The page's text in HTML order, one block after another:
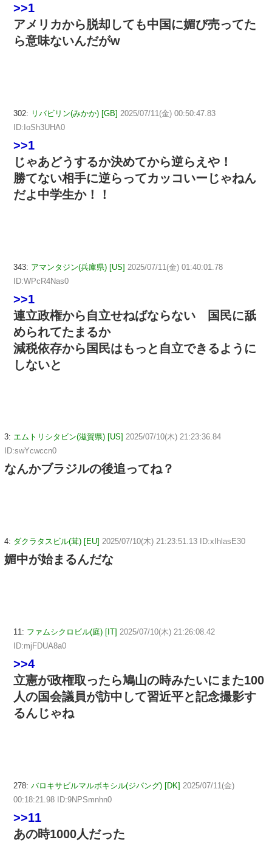
>>1
アメリカから脱却しても中国に媚び売ってた
ら意味ないんだがw
302: リバビリン(みかか) [GB] 2025/07/11(金) 00:50:47.83
ID:IoSh3UHA0
>>1
じゃあどうするか決めてから逆らえや！
勝てない相手に逆らってカッコいーじゃねん
だよ中学生か！！
343: アマンタジン(兵庫県) [US] 2025/07/11(金) 01:40:01.78
ID:WPcR4Nas0
>>1
連立政権から自立せねばならない 国民に舐
められてたまるか
減税依存から国民はもっと自立できるように
しないと
3: エムトリシタビン(滋賀県) [US] 2025/07/10(木) 21:23:36.84
ID:swYcwccn0
なんかブラジルの後追ってね？
4: ダクラタスビル(茸) [EU] 2025/07/10(木) 21:23:51.13 ID:xIhlasE30
媚中が始まるんだな
11: ファムシクロビル(庭) [IT] 2025/07/10(木) 21:26:08.42
ID:mjFDUA8a0
>>4
立憲が政権取ったら鳩山の時みたいにまた100
人の国会議員が訪中して習近平と記念撮影す
るんじゃね
278: バロキサビルマルボキシル(ジパング) [DK] 2025/07/11(金)
00:18:21.98 ID:9NPSmnhn0
>>11
あの時1000人だった